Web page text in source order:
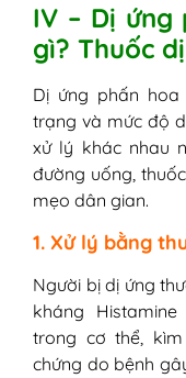
IV – Dị
gì? Thuốc
Dị ứng phấn
trạng và mức độ
xử lý khác nhau
đường uống,
mẹo dân gian.
1. Xử lý bằng
Người bị dị ứng
kháng
trong cơ thể,
chứng do bệnh